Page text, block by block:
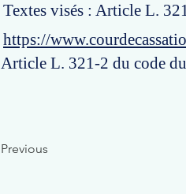
Textes visés : Article L.
https://
Article L. 321-2 du code
Previous